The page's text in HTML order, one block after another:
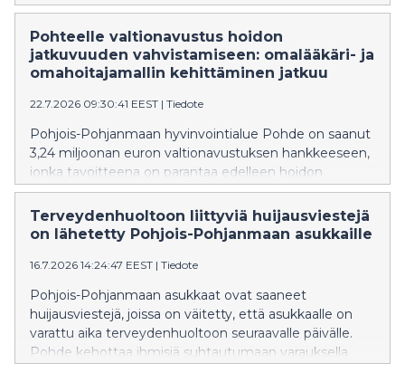
saa myös kello 12–14.
Pohteelle valtionavustus hoidon
jatkuvuuden vahvistamiseen: omalääkäri- ja
omahoitajamallin kehittäminen jatkuu
22.7.2026 09:30:41 EEST | Tiedote
Pohjois-Pohjanmaan hyvinvointialue Pohde on saanut
3,24 miljoonan euron valtionavustuksen hankkeeseen,
jonka tavoitteena on parantaa edelleen hoidon
jatkuvuutta ja sujuvoittaa perusterveydenhuollon
palveluja.
Terveydenhuoltoon liittyviä huijausviestejä
on lähetetty Pohjois-Pohjanmaan asukkaille
16.7.2026 14:24:47 EEST | Tiedote
Pohjois-Pohjanmaan asukkaat ovat saaneet
huijausviestejä, joissa on väitetty, että asukkaalle on
varattu aika terveydenhuoltoon seuraavalle päivälle.
Pohde kehottaa ihmisiä suhtautumaan varauksella